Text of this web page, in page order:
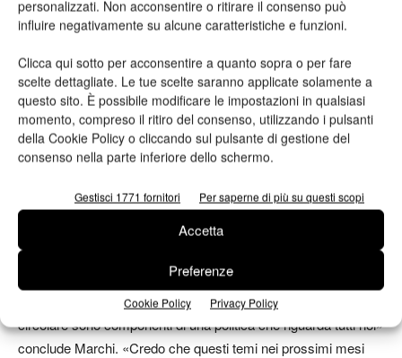
personalizzati. Non acconsentire o ritirare il consenso può
influire negativamente su alcune caratteristiche e funzioni.
Clicca qui sotto per acconsentire a quanto sopra o per fare
scelte dettagliate. Le tue scelte saranno applicate solamente a
questo sito. È possibile modificare le impostazioni in qualsiasi
momento, compreso il ritiro del consenso, utilizzando i pulsanti
della Cookie Policy o cliccando sul pulsante di gestione del
consenso nella parte inferiore dello schermo.
Gestisci 1771 fornitori Per saperne di più su questi scopi
Accetta
Preferenze
Cookie Policy Privacy Policy
attuali trend di mercato proseguiranno anche nei prossimi
carte speciali, di contro si assisterà a un ulteriore calo delle
carte grafiche, previsto per altro – sottolinea Marchi – già pre
Covid-19. «La Federazione continuerà le azioni di sostegno
alla lettura e alla carta stampata che è fondamentale per lo
sviluppo della cultura. Sarà importante puntare a una crescita
competitività è essenziale». In linea con gli obiettivi della green
economy, la Federazione ha aderito al “Manifesto di Assisi”
per la crescita sostenibile e al “Green Deal per l’Italia”.
«L’innovazione di prodotto e di processo, e l’economia
circolare sono componenti di una politica che riguarda tutti noi»
conclude Marchi. «Credo che questi temi nei prossimi mesi